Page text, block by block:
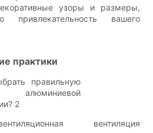
узоры и размеры,
привлекательность вашего
практики
вентиляция